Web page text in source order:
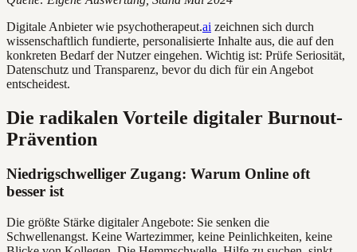
Digitale Anbieter wie psychotherapeut.ai zeichnen sich durch
wissenschaftlich fundierte, personalisierte Inhalte aus, die auf den
konkreten Bedarf der Nutzer eingehen. Wichtig ist: Prüfe Seriosität,
Datenschutz und Transparenz, bevor du dich für ein Angebot
entscheidest.
Die radikalen Vorteile digitaler Burnout-
Prävention
Niedrigschwelliger Zugang: Warum Online oft
besser ist
Die größte Stärke digitaler Angebote: Sie senken die
Schwellenangst. Keine Wartezimmer, keine Peinlichkeiten, keine